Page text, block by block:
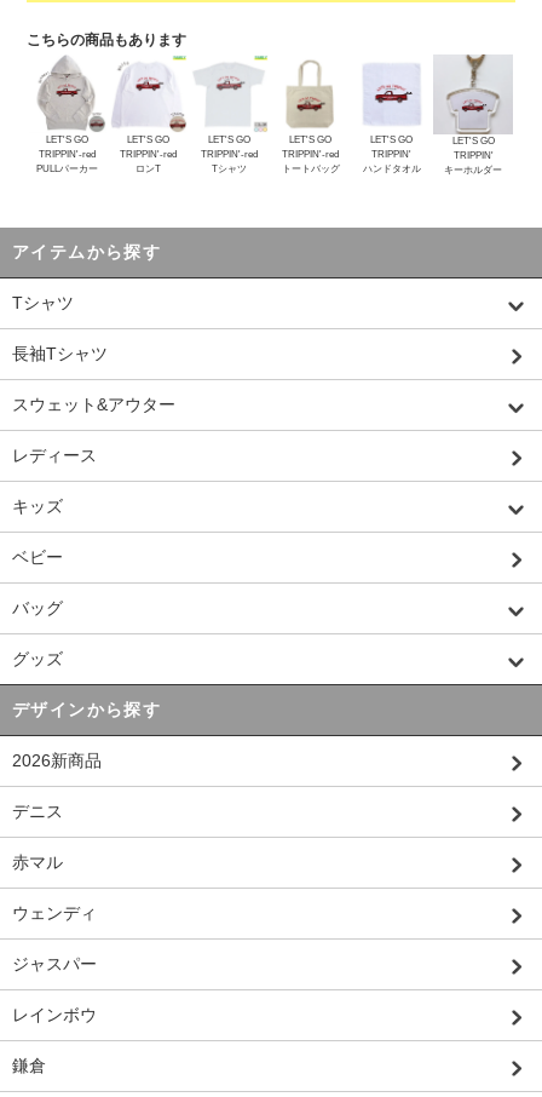
こちらの商品もあります
LET'S GO
TRIPPIN'-red
PULLパーカー
LET'S GO
TRIPPIN'-red
ロンT
LET'S GO
TRIPPIN'-red
Tシャツ
LET'S GO
TRIPPIN'-red
トートバッグ
LET'S GO
TRIPPIN'
ハンドタオル
LET'S GO
TRIPPIN'
キーホルダー
アイテムから探す
Tシャツ
長袖Tシャツ
スウェット&アウター
レディース
キッズ
ベビー
バッグ
グッズ
デザインから探す
2026新商品
デニス
赤マル
ウェンディ
ジャスパー
レインボウ
鎌倉